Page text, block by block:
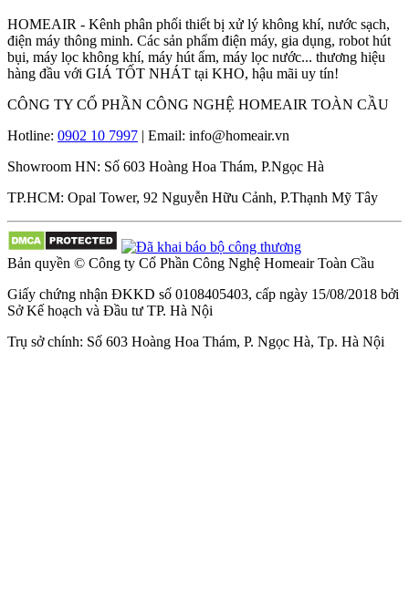
HOMEAIR - Kênh phân phối thiết bị xử lý không khí, nước sạch,
điện máy thông minh. Các sản phẩm điện máy, gia dụng, robot hút
bụi, máy lọc không khí, máy hút ẩm, máy lọc nước... thương hiệu
hàng đầu với GIÁ TỐT NHÁT tại KHO, hậu mãi uy tín!
CÔNG TY CỔ PHẦN CÔNG NGHỆ HOMEAIR TOÀN CẦU
Hotline: 0902 10 7997 | Email: info@homeair.vn
Showroom HN: Số 603 Hoàng Hoa Thám, P.Ngọc Hà
TP.HCM: Opal Tower, 92 Nguyễn Hữu Cảnh, P.Thạnh Mỹ Tây
Bản quyền © Công ty Cổ Phần Công Nghệ Homeair Toàn Cầu
Giấy chứng nhận ĐKKD số 0108405403, cấp ngày 15/08/2018 bởi
Sở Kế hoạch và Đầu tư TP. Hà Nội
Trụ sở chính: Số 603 Hoàng Hoa Thám, P. Ngọc Hà, Tp. Hà Nội